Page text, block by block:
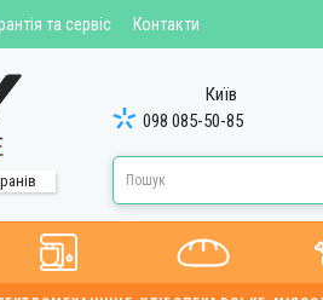
та сервіс Контакти
Київ
098 085-50-85